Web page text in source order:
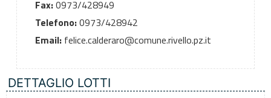
Fax:0973/428949
Telefono:0973/428942
Email:felice.calderaro@comune.rivello.pz.it
DETTAGLIO LOTTI